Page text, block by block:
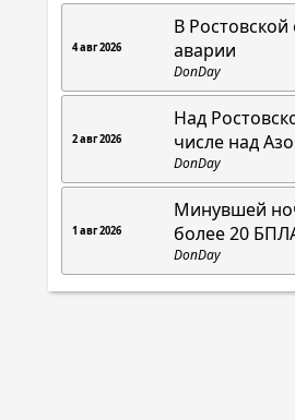
4 авг 2026
В
аварии
DonDay
2 авг 2026
Над
числе над
DonDay
1 авг 2026
Минувшей
более 20
DonDay